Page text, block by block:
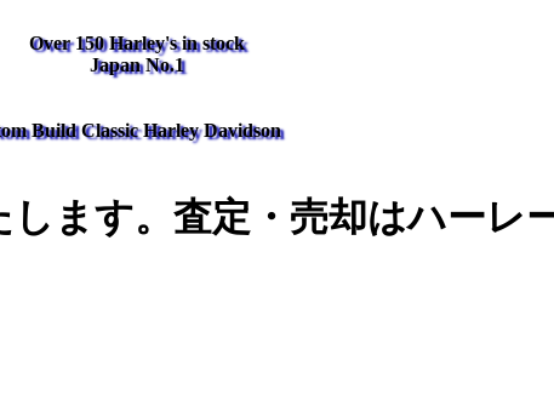
Over 150 Harley's in stock
Japan No.1
Build Classic Harley Davidson
ます。査定・売却はハーレ